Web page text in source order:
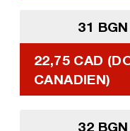
31
22,75 CAD
CANADIEN)
32